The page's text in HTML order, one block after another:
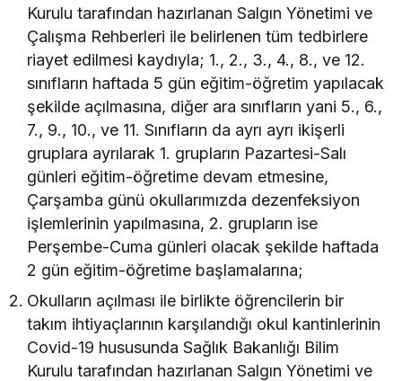
Kurulu tarafından hazırlanan Salgın Yönetimi ve
Çalışma Rehberleri ile belirlenen tüm tedbirlere
riayet edilmesi kaydıyla; 1., 2., 3., 4., 8., ve 12.
sınıfların haftada 5 gün eğitim-öğretim yapılacak
şekilde açılmasına, diğer ara sınıfların yani 5., 6.,
7., 9., 10., ve 11. Sınıfların da ayrı ayrı ikişerli
gruplara ayrılarak 1. grupların Pazartesi-Salı
günleri eğitim-öğretime devam etmesine,
Çarşamba günü okullarımızda dezenfeksiyon
işlemlerinin yapılmasına, 2. grupların ise
Perşembe-Cuma günleri olacak şekilde haftada
2 gün eğitim-öğretime başlamalarına;
Okulların açılması ile birlikte öğrencilerin bir
takım ihtiyaçlarının karşılandığı okul kantinlerinin
Covid-19 hususunda Sağlık Bakanlığı Bilim
Kurulu tarafından hazırlanan Salgın Yönetimi ve